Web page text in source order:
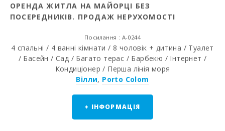
ОРЕНДА ЖИТЛА НА МАЙОРЦІ БЕЗ
ПОСЕРЕДНИКІВ. ПРОДАЖ НЕРУХОМОСТІ
Посилання : A-0244
4 спальні / 4 ванні кімнати / 8 чоловік + дитина / Туалет
/ Басейн / Сад / Багато терас / Барбекю / Інтернет /
Кондиціонер / Перша лінія моря
Вілли, Porto Colom
+ ІНФОРМАЦІЯ